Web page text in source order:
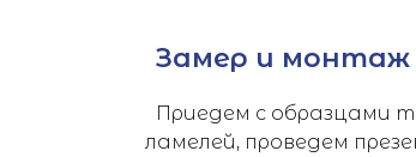
Замер и монтаж
Приедем с образцами
ламелей, проведем